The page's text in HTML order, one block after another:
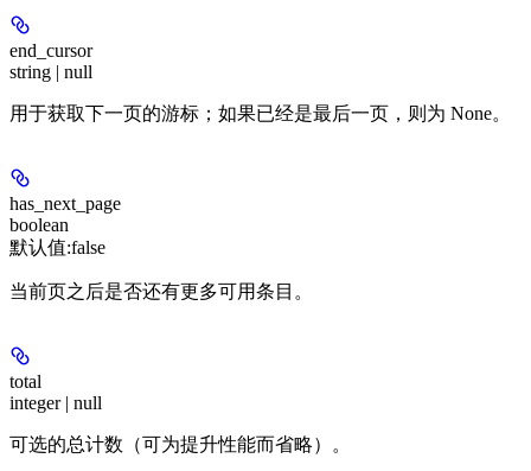
end_cursor
string | null
用于获取下一页的游标；如果已经是最后一页，则为 None。
has_next_page
boolean
默认值:false
当前页之后是否还有更多可用条目。
total
integer | null
可选的总计数（可为提升性能而省略）。